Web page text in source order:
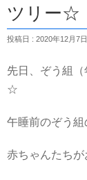
ツリー
投稿日 : 2020年12月7日
先日、ぞう組
☆
午睡前のぞう
赤ちゃんたち